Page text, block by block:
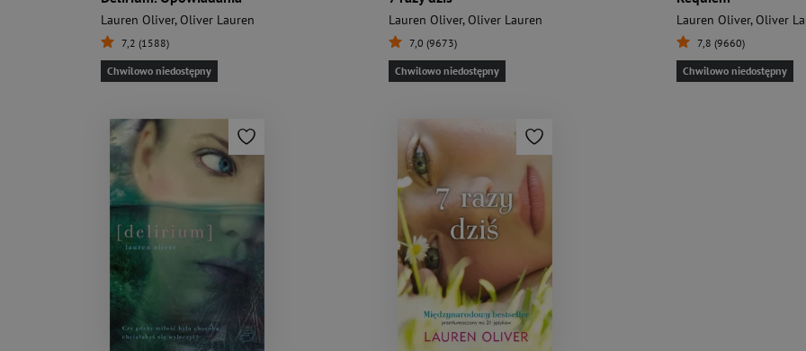
Lauren Oliver,Oliver Lauren
7,2 (1588)
Chwilowo niedostępny
Lauren Oliver,Oliver Lauren
7,0 (9673)
Chwilowo niedostępny
Lauren Oliver,Oliver
7,8 (9660)
Chwilowo niedostępny